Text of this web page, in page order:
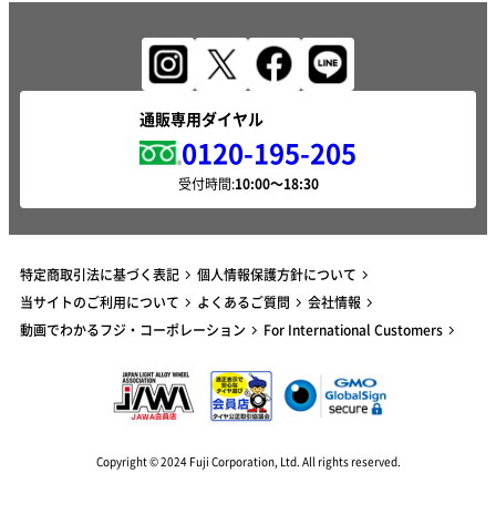
通販専用ダイヤル
0120-195-205
受付時間:
特定商取引法に基づく表記
個人情報保護方針について
当サイトのご利用について
よくあるご質問
会社情報
動画でわかるフジ・コーポレーション
For International Customers
Copyright © 2024 Fuji Corporation, Ltd. All rights reserved.